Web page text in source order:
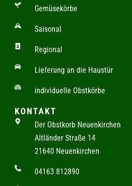
Gemüsekörbe
Saisonal
Regional
Lieferung an die Haustür
individuelle Obstkörbe
KONTAKT
Der Obstkorb Neuenkirchen
Altländer Straße 14
21640 Neuenkirchen
04163 812890